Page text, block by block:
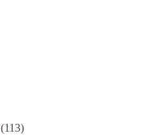
(113)